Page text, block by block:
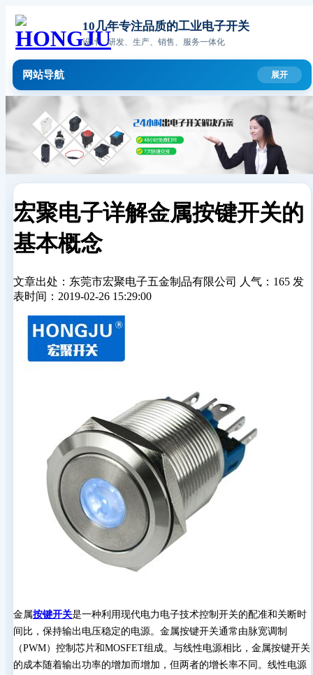
10几年专注品质的工业电子开关
设计、研发、生产、销售、服务一体化
网站导航
宏聚电子详解金属按键开关的
基本概念
文章出处：东莞市宏聚电子五金制品有限公司 人气：165 发
表时间：2019-02-26 15:29:00
金属按键开关是一种利用现代电力电子技术控制开关的配准和关断时
间比，保持输出电压稳定的电源。金属按键开关通常由脉宽调制
（PWM）控制芯片和MOSFET组成。与线性电源相比，金属按键开关
的成本随着输出功率的增加而增加，但两者的增长率不同。线性电源